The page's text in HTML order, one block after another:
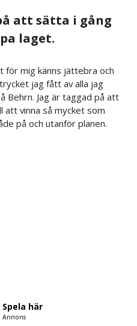
att sätta i gång
laget.
för mig känns jättebra och
jag fått av alla jag
Behrn. Jag är taggad på att
att vinna så mycket som
på och utanför planen.
Spela här
Annons